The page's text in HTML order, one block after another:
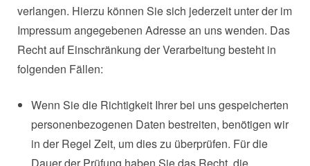
verlangen. Hierzu können Sie sich jederzeit unter der im
Impressum angegebenen Adresse an uns wenden. Das
Recht auf Einschränkung der Verarbeitung besteht in
folgenden Fällen:
Wenn Sie die Richtigkeit Ihrer bei uns gespeicherten
personenbezogenen Daten bestreiten, benötigen wir
in der Regel Zeit, um dies zu überprüfen. Für die